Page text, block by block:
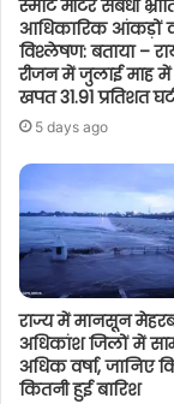
स्मार्ट मीटर संबंधी
आधिकारिक आंकड़ों
विश्लेषण: बताया –
रीजन में जुलाई माह में
खपत 31.91 प्रतिशत
5 days ago
राज्य में मानसून
अधिकांश जिलों में
अधिक वर्षा, जानिए
कितनी हुई बारिश